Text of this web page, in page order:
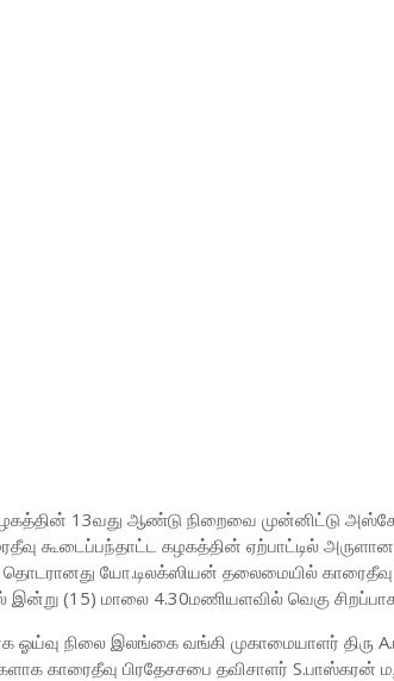
13வது ஆண்டு நிறைவை முன்னிட்டு
கூடைப்பந்தாட்ட கழகத்தின் ஏற்பாட்டில்
தொடரானது யோ.டிலக்ஸியன் தலைமையில் காரைதீவு
இன்று (15) மாலை 4.30மணியளவில் வெகு
ஓய்வு நிலை இலங்கை வங்கி முகாமையாளர் திரு
காரைதீவு பிரதேசசபை தவிசாளர் S.பாஸ்கரன்